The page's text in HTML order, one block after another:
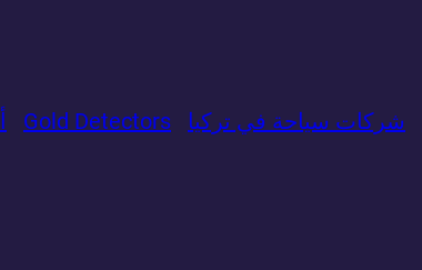
شركات سياحة في تركيا Gold Detectors